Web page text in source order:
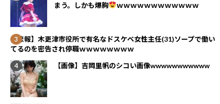
まう。しかも爆胸
ｗｗｗｗｗｗｗｗｗｗｗｗ
【悲報】木更津市役所で有名なドスケベ女性主任(31)ソープで働い
てるのを密告され停職ｗｗｗｗｗｗｗｗ
【画像】吉岡里帆のシコい画像wwwwwwwwwww